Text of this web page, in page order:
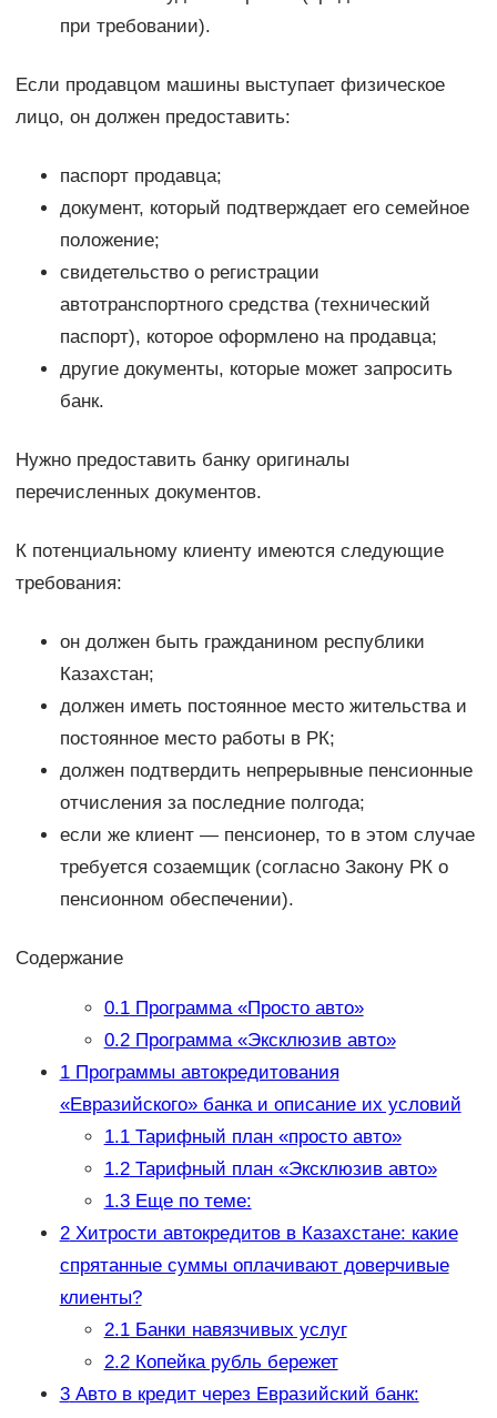
при требовании).
Если продавцом машины выступает физическое
лицо, он должен предоставить:
паспорт продавца;
документ, который подтверждает его семейное
положение;
свидетельство о регистрации
автотранспортного средства (технический
паспорт), которое оформлено на продавца;
другие документы, которые может запросить
банк.
Нужно предоставить банку оригиналы
перечисленных документов.
К потенциальному клиенту имеются следующие
требования:
он должен быть гражданином республики
Казахстан;
должен иметь постоянное место жительства и
постоянное место работы в РК;
должен подтвердить непрерывные пенсионные
отчисления за последние полгода;
если же клиент — пенсионер, то в этом случае
требуется созаемщик (согласно Закону РК о
пенсионном обеспечении).
Содержание
0.1Программа «Просто авто»
0.2Программа «Эксклюзив авто»
1Программы автокредитования
«Евразийского» банка и описание их условий
1.1Тарифный план «просто авто»
1.2Тарифный план «Эксклюзив авто»
1.3Еще по теме:
2Хитрости автокредитов в Казахстане: какие
спрятанные суммы оплачивают доверчивые
клиенты?
2.1Банки навязчивых услуг
2.2Копейка рубль бережет
3Авто в кредит через Евразийский банк: